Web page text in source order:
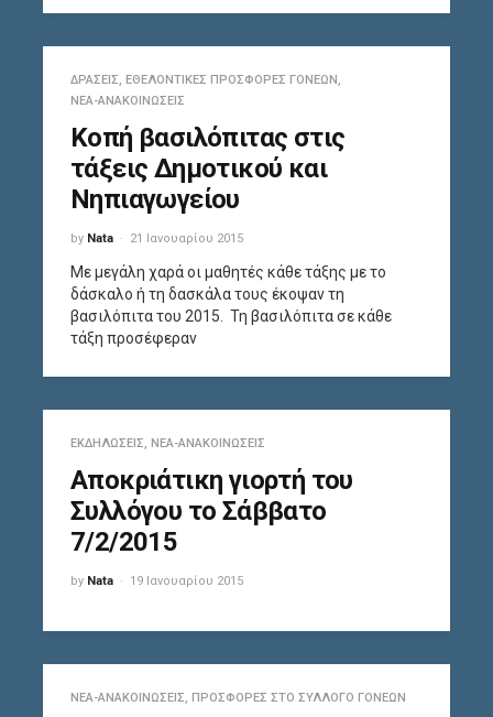
ΔΡΆΣΕΙΣ, ΕΘΕΛΟΝΤΙΚΈΣ ΠΡΟΣΦΟΡΈΣ ΓΟΝΈΩΝ,
ΝΈΑ-ΑΝΑΚΟΙΝΏΣΕΙΣ
Κοπή βασιλόπιτας στις
τάξεις Δημοτικού και
Νηπιαγωγείου
by Nata 21 Ιανουαρίου 2015
Με μεγάλη χαρά οι μαθητές κάθε τάξης με το
δάσκαλο ή τη δασκάλα τους έκοψαν τη
βασιλόπιτα του 2015. Τη βασιλόπιτα σε κάθε
τάξη προσέφεραν
ΕΚΔΗΛΏΣΕΙΣ, ΝΈΑ-ΑΝΑΚΟΙΝΏΣΕΙΣ
Αποκριάτικη γιορτή του
Συλλόγου το Σάββατο
7/2/2015
by Nata 19 Ιανουαρίου 2015
ΝΈΑ-ΑΝΑΚΟΙΝΏΣΕΙΣ, ΠΡΟΣΦΟΡΈΣ ΣΤΟ ΣΎΛΛΟΓΟ ΓΟΝΈΩΝ